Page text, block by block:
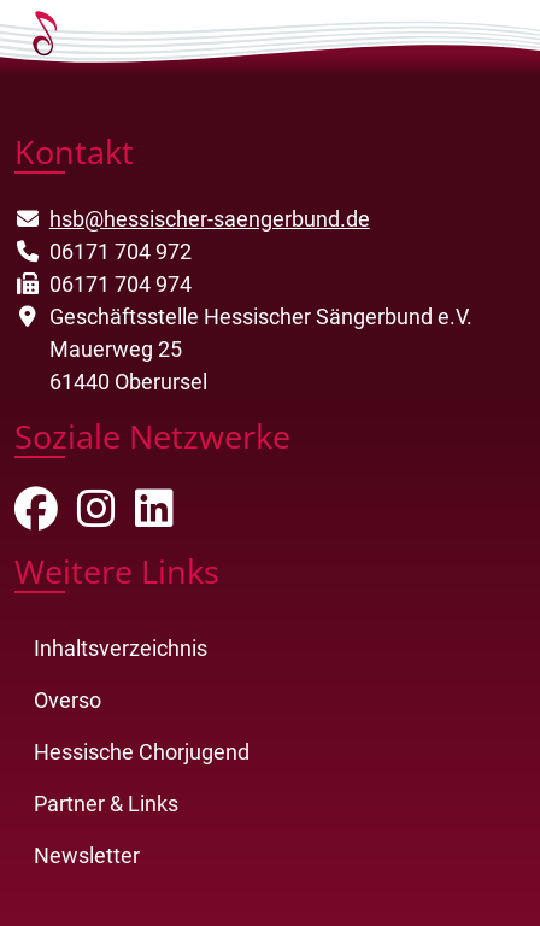
Kontakt
hsb@hessischer-saengerbund.de
06171 704 972
06171 704 974
Geschäftsstelle Hessischer Sängerbund e.V.
Mauerweg 25
61440 Oberursel
Soziale Netzwerke
Weitere Links
Inhaltsverzeichnis
Overso
Hessische Chorjugend
Partner & Links
Newsletter